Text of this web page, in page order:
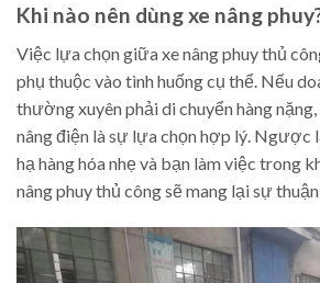
Khi nào nên dùng xe nâng
Việc lựa chọn giữa xe nâng phuy thủ
phụ thuộc vào tình huống cụ thể. Nếu
thường xuyên phải di chuyển hàng
nâng điện là sự lựa chọn hợp lý. Ngược
hạ hàng hóa nhẹ và bạn làm việc trong
nâng phuy thủ công sẽ mang lại sự